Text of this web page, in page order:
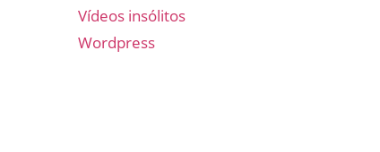
Vídeos insólitos
Wordpress